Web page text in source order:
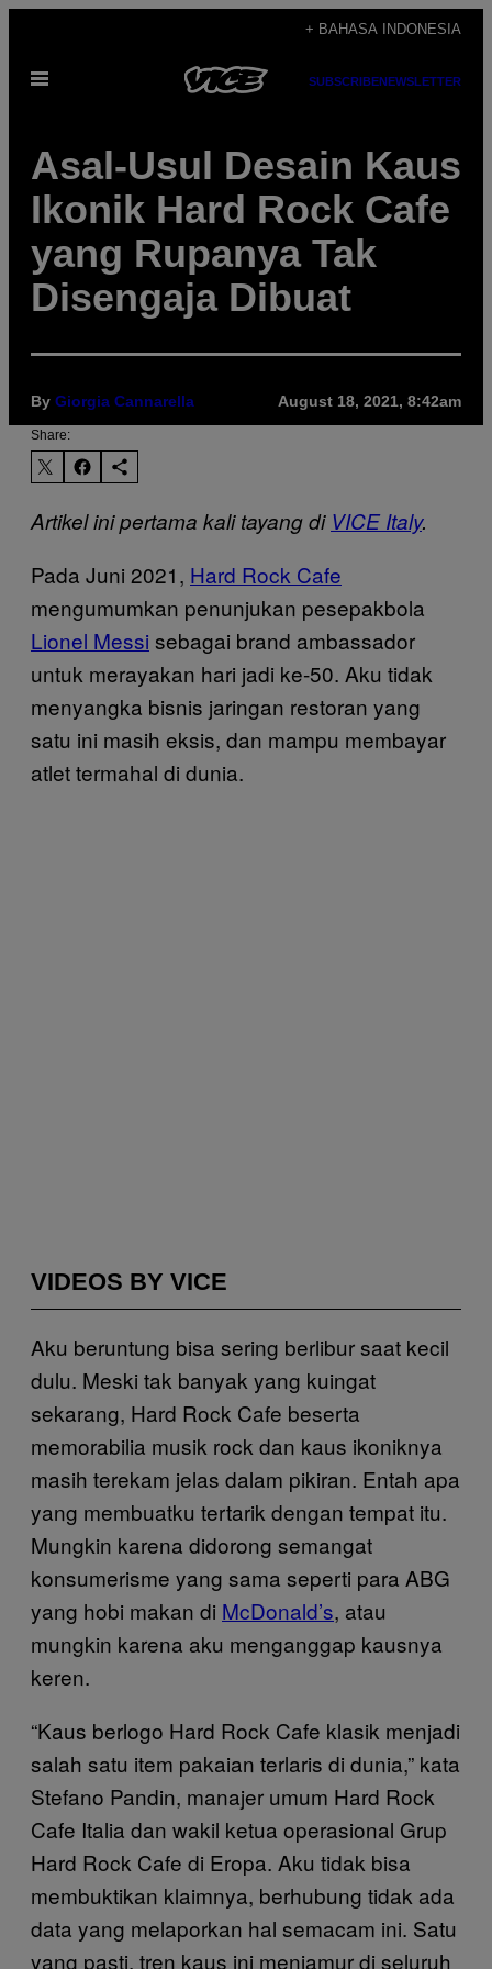
content
+ BAHASA INDONESIA
Open
SUBSCRIBENEWSLETTER
Asal-Usul Desain Kaus
Ikonik Hard Rock Cafe
yang Rupanya Tak
Disengaja Dibuat
By Giorgia Cannarella August 18, 2021, 8:42am
Share:
Artikel ini pertama kali tayang di VICE Italy.
Pada Juni 2021, Hard Rock Cafe
mengumumkan penunjukan pesepakbola
Lionel Messi sebagai brand ambassador
untuk merayakan hari jadi ke-50. Aku tidak
menyangka bisnis jaringan restoran yang
satu ini masih eksis, dan mampu membayar
atlet termahal di dunia.
VIDEOS BY VICE
Aku beruntung bisa sering berlibur saat kecil
dulu. Meski tak banyak yang kuingat
sekarang, Hard Rock Cafe beserta
memorabilia musik rock dan kaus ikoniknya
masih terekam jelas dalam pikiran. Entah apa
yang membuatku tertarik dengan tempat itu.
Mungkin karena didorong semangat
konsumerisme yang sama seperti para ABG
yang hobi makan di McDonald’s, atau
mungkin karena aku menganggap kausnya
keren.
“Kaus berlogo Hard Rock Cafe klasik menjadi
salah satu item pakaian terlaris di dunia,” kata
Stefano Pandin, manajer umum Hard Rock
Cafe Italia dan wakil ketua operasional Grup
Hard Rock Cafe di Eropa. Aku tidak bisa
membuktikan klaimnya, berhubung tidak ada
data yang melaporkan hal semacam ini. Satu
yang pasti, tren kaus ini menjamur di seluruh